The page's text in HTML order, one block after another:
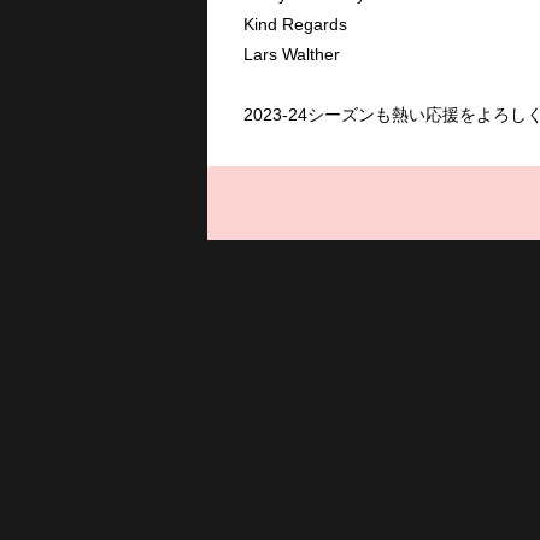
Kind Regards
Lars Walther
2023-24シーズンも熱い応援をよろし